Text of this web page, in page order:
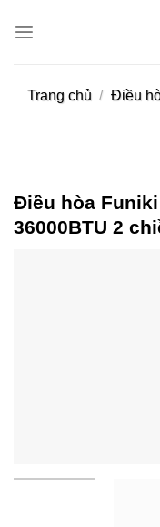
Trang chủ / Điều
Điều hòa Funiki
36000BTU 2